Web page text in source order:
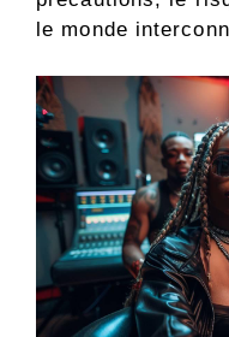
le monde